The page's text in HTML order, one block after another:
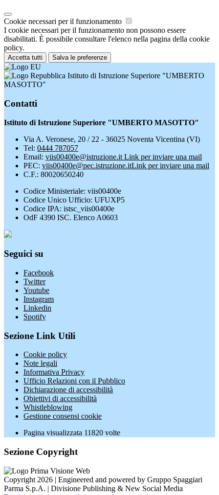
Cookie necessari per il funzionamento
I cookie necessari per il funzionamento non possono essere
disabilitati. È possibile consultare l'elenco nella pagina della cookie
policy.
Accetta tutti Salva le preferenze
Istituto di Istruzione Superiore "UMBERTO
MASOTTO"
Contatti
Istituto di Istruzione Superiore "UMBERTO MASOTTO"
Via A. Veronese, 20 / 22 - 36025 Noventa Vicentina (VI)
Tel: 0444 787057
Email: viis00400e@istruzione.it Link per inviare una mail
PEC: viis00400e@pec.istruzione.itLink per inviare una mail
C.F.: 80020650240
Codice Ministeriale: viis00400e
Codice Unico Ufficio: UFUXP5
Codice IPA: istsc_viis00400e
OdF 4390 ISC. Elenco A0603
Seguici su
Facebook
Twitter
Youtube
Instagram
Linkedin
Spotify
Sezione Link Utili
Cookie policy
Note legali
Informativa Privacy
Ufficio Relazioni con il Pubblico
Dichiarazione di accessibilità
Obiettivi di accessibilità
Whistleblowing
Gestione consensi cookie
Pagina visualizzata 11820 volte
Sezione Copyright
Copyright 2026 | Engineered and powered by Gruppo Spaggiari
Parma S.p.A. | Divisione Publishing & New Social Media